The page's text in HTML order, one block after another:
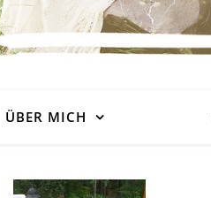
ÜBER MICH